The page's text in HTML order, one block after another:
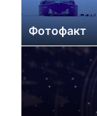
Фотофакт